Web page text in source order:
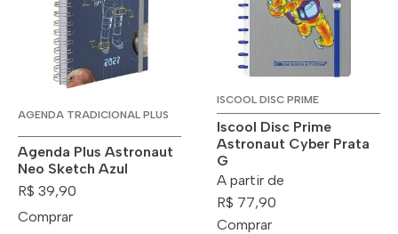
AGENDA TRADICIONAL PLUS
Agenda Plus Astronaut
Neo Sketch Azul
R$ 39,90
Comprar
ISCOOL DISC PRIME
Iscool Disc Prime
Astronaut Cyber Prata
G
A partir de
R$ 77,90
Comprar